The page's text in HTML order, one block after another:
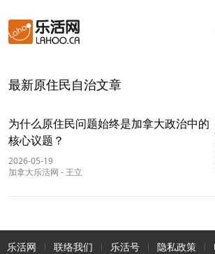
最新原住民自治文章
为什么原住民问题始终是加拿大政治中的
核心议题？
2026-05-19
加拿大乐活网 - 王立
乐活网 联络我们 乐活号 隐私政策